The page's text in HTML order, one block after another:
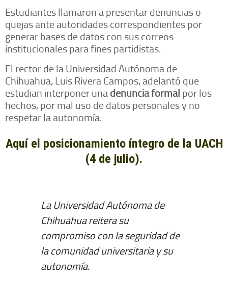
Estudiantes llamaron a presentar denuncias o
quejas ante autoridades correspondientes por
generar bases de datos con sus correos
institucionales para fines partidistas.
El rector de la Universidad Autónoma de
Chihuahua, Luis Rivera Campos, adelantó que
estudian interponer unadenuncia formal por los
hechos, por mal uso de datos personales y no
respetar la autonomía.
Aquí el posicionamiento íntegro de la UACH
(4 de julio).
La Universidad Autónoma de
Chihuahua reitera su
compromiso con la seguridad de
la comunidad universitaria y su
autonomía.